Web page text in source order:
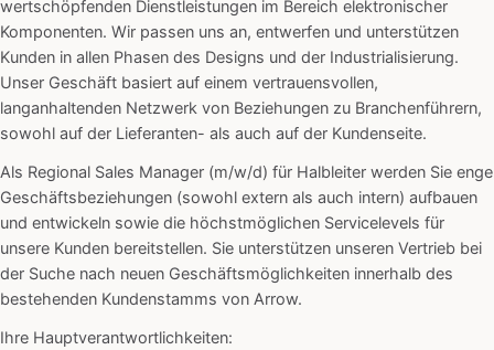
wertschöpfenden Dienstleistungen im Bereich elektronischer
Komponenten. Wir passen uns an, entwerfen und unterstützen
Kunden in allen Phasen des Designs und der Industrialisierung.
Unser Geschäft basiert auf einem vertrauensvollen,
langanhaltenden Netzwerk von Beziehungen zu Branchenführern,
sowohl auf der Lieferanten- als auch auf der Kundenseite.
Als Regional Sales Manager (m/w/d) für Halbleiter werden Sie enge
Geschäftsbeziehungen (sowohl extern als auch intern) aufbauen
und entwickeln sowie die höchstmöglichen Servicelevels für
unsere Kunden bereitstellen. Sie unterstützen unseren Vertrieb bei
der Suche nach neuen Geschäftsmöglichkeiten innerhalb des
bestehenden Kundenstamms von Arrow.
Ihre Hauptverantwortlichkeiten: